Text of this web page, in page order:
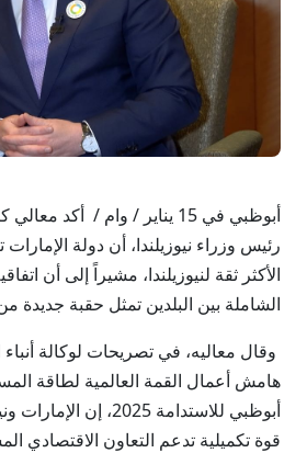
أبوظبي في 15 يناير / وام / أكد
رئيس وزراء نيوزيلندا، أن دولة
الأكثر ثقة لنيوزيلندا، مشيراً إلى أن
الشاملة بين البلدين تمثل حقبة جديدة من
وقال معاليه، في تصريحات لوكالة
هامش أعمال القمة العالمية لطاقة
أبوظبي للاستدامة 2025،
قوة تكميلية تدعم التعاون الاقتصادي